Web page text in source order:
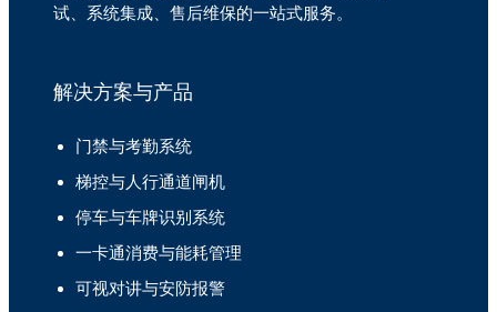
试、系统集成、售后维保的一站式服务。
解决方案与产品
门禁与考勤系统
梯控与人行通道闸机
停车与车牌识别系统
一卡通消费与能耗管理
可视对讲与安防报警